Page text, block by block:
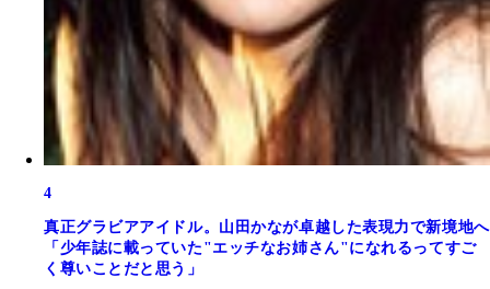
4
真正グラビアアイドル。山田かなが卓越した表現力で新境地へ
「少年誌に載っていた"エッチなお姉さん"になれるってすご
く尊いことだと思う」